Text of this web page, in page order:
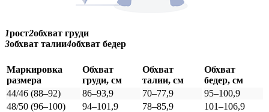
1рост2обхват груди
3обхват талии4обхват бедер
Маркировка
размера
Обхват
груди, см
Обхват
талии, см
Обхват
бедер, см
44/46 (88–92)
86–93,9 70–77,9
95–100,9
48/50 (96–100)
94–101,9 78–85,9
101–106,9